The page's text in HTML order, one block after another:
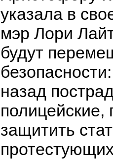
указала в
мэр Лори
будут
назад
защитить